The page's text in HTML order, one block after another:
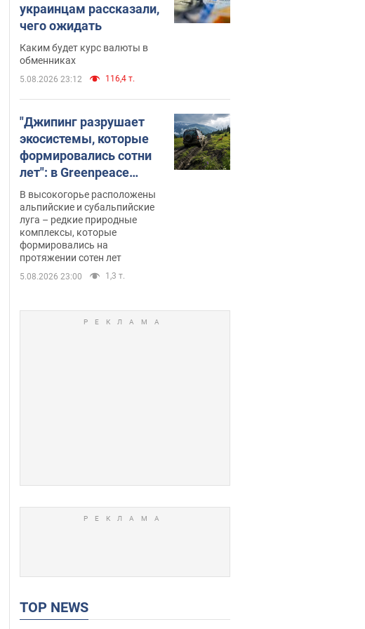
украинцам рассказали,
чего ожидать
Каким будет курс валюты в
обменниках
5.08.2026 23:12 116,4 т.
"Джипинг разрушает
экосистемы, которые
формировались сотни
лет": в Greenpeace
забили тревогу
В высокогорье расположены
альпийские и субальпийские
луга – редкие природные
комплексы, которые
формировались на
протяжении сотен лет
5.08.2026 23:00 1,3 т.
TOP NEWS